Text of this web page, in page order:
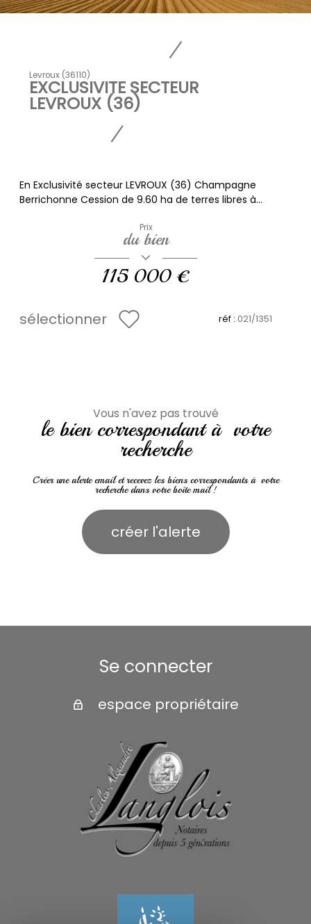
Levroux (36110)
EXCLUSIVITE SECTEUR
LEVROUX (36)
En Exclusivité secteur LEVROUX (36) Champagne
Berrichonne Cession de 9.60 ha de terres libres à...
Prix
du bien
115 000 €
sélectionner réf : 021/1351
Vous n'avez pas trouvé
le bien correspondant à votre
recherche
Créer une alerte email et recevez les biens correspondants à votre
recherche dans votre boîte mail !
créer l'alerte
Se connecter
espace propriétaire